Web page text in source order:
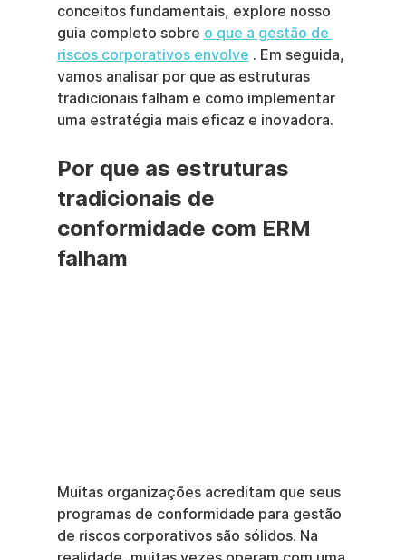
conceitos fundamentais, explore nosso
guia completo sobre o que a gestão de
riscos corporativos envolve . Em seguida,
vamos analisar por que as estruturas
tradicionais falham e como implementar
uma estratégia mais eficaz e inovadora.
Por que as estruturas
tradicionais de
conformidade com ERM
falham
Muitas organizações acreditam que seus
programas de conformidade para gestão
de riscos corporativos são sólidos. Na